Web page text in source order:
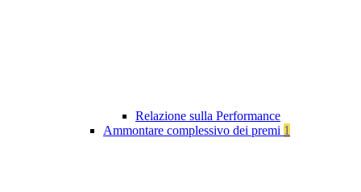
Relazione sulla Performance
Ammontare complessivo dei premi 1